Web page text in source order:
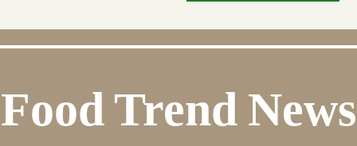
Food Trend News